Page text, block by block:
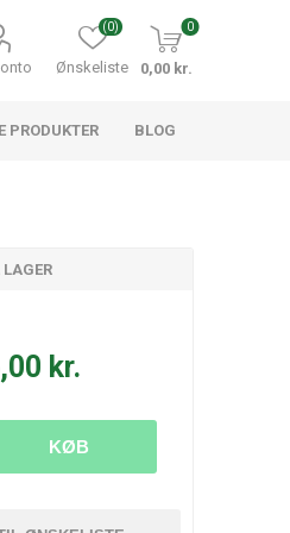
Ønskeliste
(0) 0
0,00 kr.
PRODUKTER BLOG
LAGER
kr.
KØB